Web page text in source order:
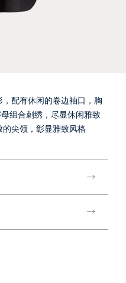
配有休闲的卷边袖口，胸
组合刺绣，尽显休闲雅致
尖领，彰显雅致风格